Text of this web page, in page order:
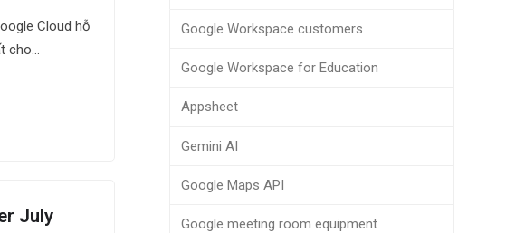
Cloud hỗ
cho…
July
Google Workspace customers
Google Workspace for Education
Appsheet
Gemini AI
Google Maps API
Google meeting room equipment